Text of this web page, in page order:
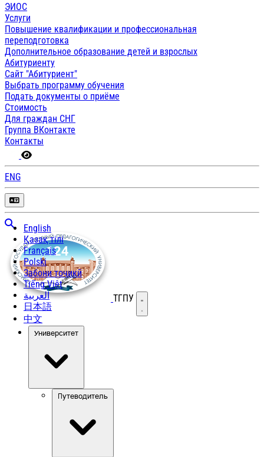
ЭИОС
Услуги
Повышение квалификации и профессиональная
переподготовка
Дополнительное образование детей и взрослых
Абитуриенту
Сайт "Абитуриент"
Выбрать программу обучения
Подать документы о приёме
Стоимость
Для граждан СНГ
Группа ВКонтакте
Контакты
ENG
English
Қазақ тілі
Français
Polski
Забони тоҷикӣ
Tiếng Việt
العربية
日本語
中文
ТГПУ Открыть меню
Университет
Путеводитель